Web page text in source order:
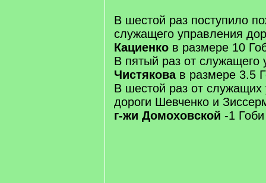
В шестой раз поступило
служащего управления
Кациенко в размере 10
В пятый раз от служащего
Чистякова в размере 3.5
В шестой раз от служащих
дороги Шевченко и
г-жи Домоховской -1 Гоби